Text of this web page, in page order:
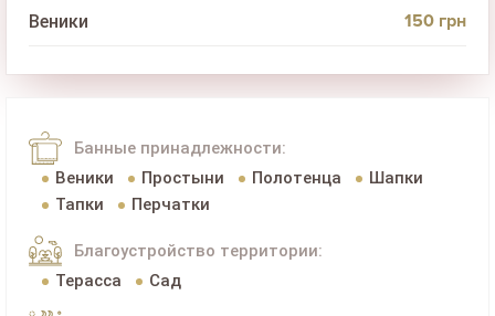
Веники 150 грн
Банные принадлежности:
Веники
Простыни Полотенца
Шапки
Тапки
Перчатки
Благоустройство территории:
Терасса
Сад